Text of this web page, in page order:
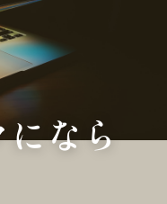
する
なら